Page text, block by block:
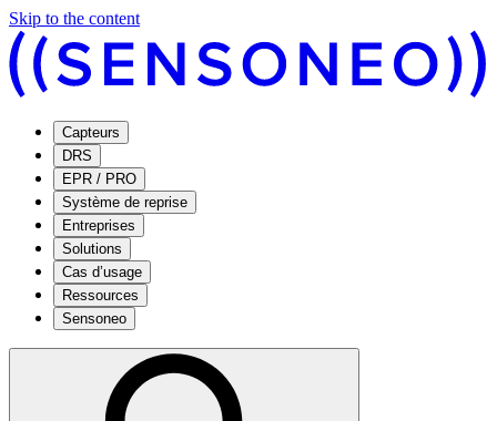
Skip to the content
Capteurs
DRS
EPR / PRO
Système de reprise
Entreprises
Solutions
Cas d’usage
Ressources
Sensoneo